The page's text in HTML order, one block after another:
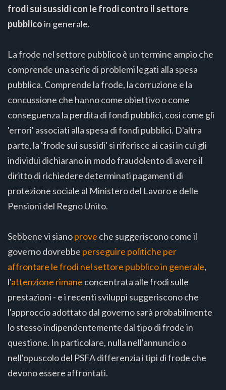
frodi sui sussidi con le frodi contro il settore
pubblicoin generale.
La frode nel settore pubblico è un termine ampio che
comprende una serie di problemi legati alla spesa
pubblica. Comprende la frode, la corruzione e la
concussione che hanno come obiettivo o come
conseguenza la perdita di fondi pubblici, così come gli
'errori' associati alla spesa di fondi pubblici. D'altra
parte, la 'frode sui sussidi' si riferisce ai casi in cui gli
individui dichiarano in modo fraudolento di avere il
diritto di richiedere determinati pagamenti di
protezione sociale al Ministero del Lavoro e delle
Pensioni del Regno Unito.
Sebbene vi sianoprove che suggeriscono come il
governo dovrebbe perseguire politiche per
affrontare le frodi nel settore pubblico in generale,
l'attenzione rimane concentrata alle frodi sulle
prestazioni - e i recenti sviluppi suggeriscono che
l'approccio adottato dal governo sarà probabilmente
lo stesso indipendentemente dal tipo di frode in
questione. In particolare, nulla nell'annuncio o
nell'opuscolo del PSFA differenzia i tipi di frode che
devono essere affrontati.